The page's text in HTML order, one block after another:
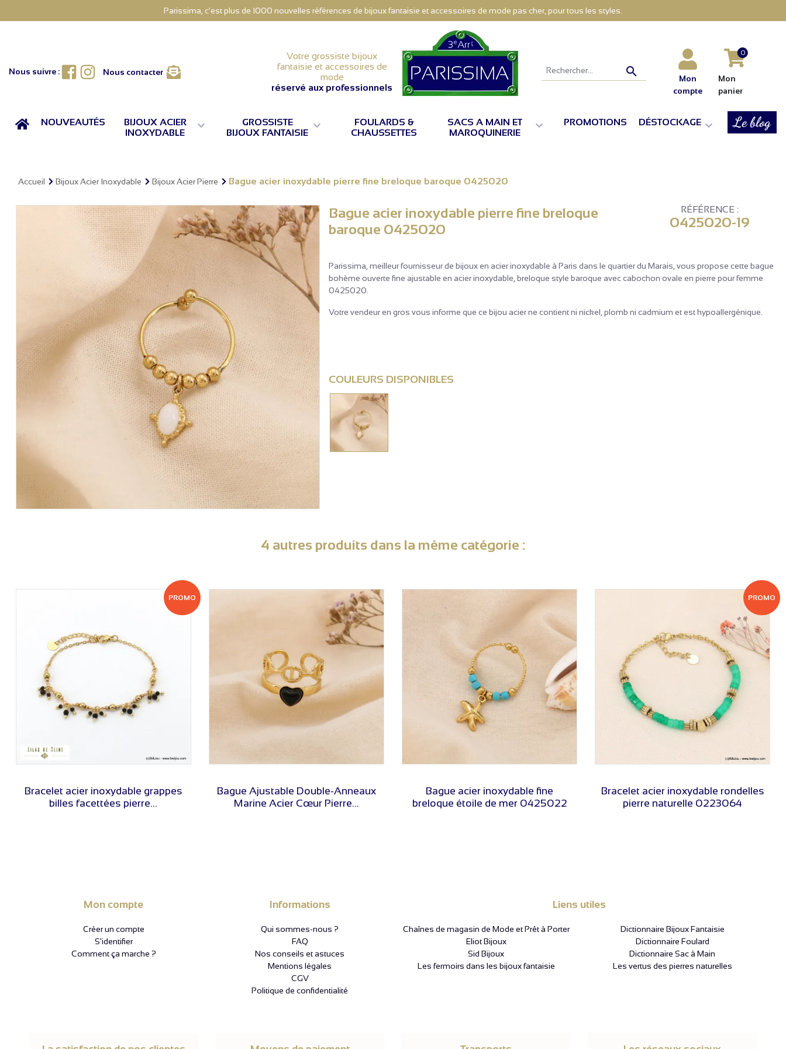
Parissima, c'est plus de 1000 nouvelles références de bijoux fantaisie et accessoires de mode pas cher, pour tous les styles.
Nous suivre : Facebook
Instagram
Nous contacter
Votre grossiste bijoux
fantaisie et accessoires de
mode
réservé aux professionnels

Mon
compte
0
Mon
panier
ACCUEILNOUVEAUTÉS
BIJOUX ACIER
INOXYDABLE

GROSSISTE
BIJOUX FANTAISIE 
FOULARDS &
CHAUSSETTES
SACS A MAIN ET
MAROQUINERIE
 PROMOTIONS DÉSTOCKAGE  Le blog
Accueil Bijoux Acier Inoxydable Bijoux Acier Pierre Bague acier inoxydable pierre fine breloque baroque 0425020
Bague acier inoxydable pierre fine breloque
baroque 0425020
RÉFÉRENCE :
0425020-19
Parissima, meilleur fournisseur de bijoux en acier inoxydable à Paris dans le quartier du Marais, vous propose cette bague
bohème ouverte fine ajustable en acier inoxydable, breloque style baroque avec cabochon ovale en pierre pour femme
0425020.
Votre vendeur en gros vous informe que ce bijou acier ne contient ni nickel, plomb ni cadmium et est hypoallergénique.
COULEURS DISPONIBLES
4 autres produits dans la même catégorie :
Bracelet acier inoxydable grappes
billes facettées pierre...
PROMO
Bague Ajustable Double-Anneaux
Marine Acier Cœur Pierre...
Bague acier inoxydable fine
breloque étoile de mer 0425022
Bracelet acier inoxydable rondelles
pierre naturelle 0223064
PROMO
Mon compte
Créer un compte
S'identifier
Comment ça marche ?
Informations
Qui sommes-nous ?
FAQ
Nos conseils et astuces
Mentions légales
CGV
Politique de confidentialité
Liens utiles
Chaînes de magasin de Mode et Prêt à Porter
Dictionnaire Bijoux Fantaisie
Eliot Bijoux
Dictionnaire Foulard
Sid Bijoux
Dictionnaire Sac à Main
Les fermoirs dans les bijoux fantaisie
Les vertus des pierres naturelles